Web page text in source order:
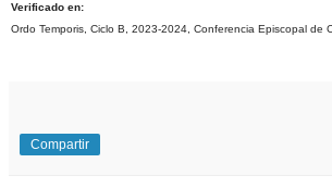
Verificado en:
Ordo Temporis, Ciclo B, 2023-2024, Conferencia Episcopal de
Compartir